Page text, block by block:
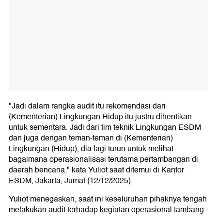
"Jadi dalam rangka audit itu rekomendasi dari
(Kementerian) Lingkungan Hidup itu justru dihentikan
untuk sementara. Jadi dari tim teknik Lingkungan ESDM
dan juga dengan teman-teman di (Kementerian)
Lingkungan (Hidup), dia lagi turun untuk melihat
bagaimana operasionalisasi terutama pertambangan di
daerah bencana," kata Yuliot saat ditemui di Kantor
ESDM, Jakarta, Jumat (12/12/2025).
Yuliot menegaskan, saat ini keseluruhan pihaknya tengah
melakukan audit terhadap kegiatan operasional tambang